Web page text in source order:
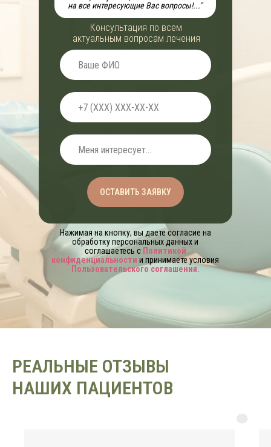
Консультация по всем
актуальным вопросам лечения
ОСТАВИТЬ ЗАЯВКУ
на все интересующие Вас вопросы!..."
Нажимая на кнопку, вы даете согласие на
обработку персональных данных и
соглашаетесь c Политикой
конфиденциальности и принимаете условия
Пользовательского соглашения.
РЕАЛЬНЫЕ ОТЗЫВЫ
НАШИХ ПАЦИЕНТОВ